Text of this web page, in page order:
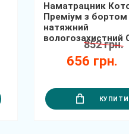
Наматрацник
Преміум з бортом
натяжний
вологозахистний
656 грн.
852 грн.
КУПИТИ